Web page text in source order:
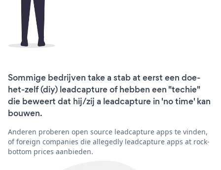
Sommige bedrijven take a stab at eerst een doe-
het-zelf (diy) leadcapture of hebben een "techie"
die beweert dat hij/zij a leadcapture in 'no time' kan
bouwen.
Anderen proberen open source leadcapture apps te vinden,
of foreign companies die allegedly leadcapture apps at rock-
bottom prices aanbieden.